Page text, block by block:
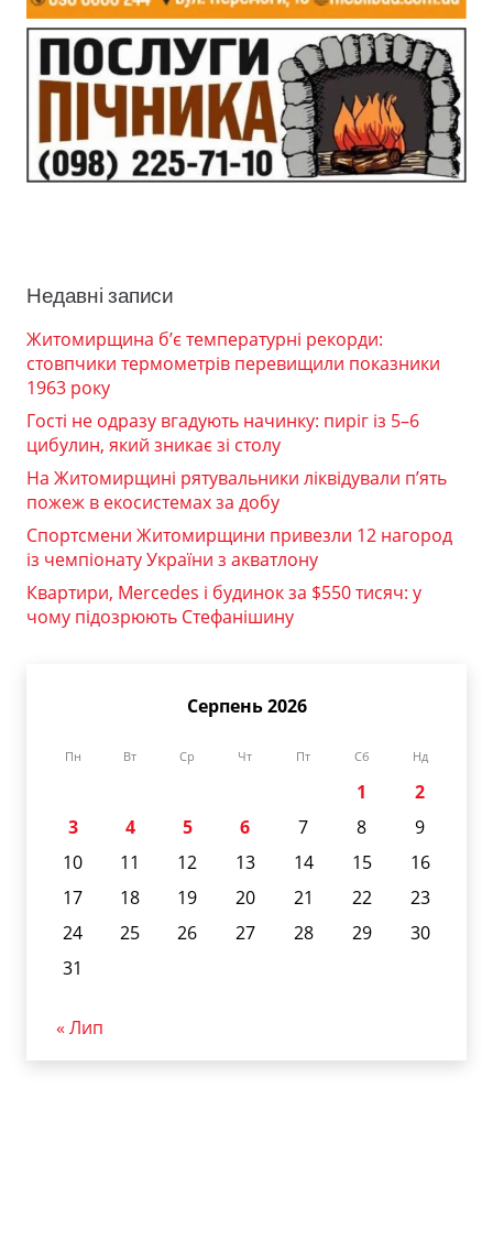
Недавні записи
Житомирщина б’є температурні рекорди:
стовпчики термометрів перевищили показники
1963 року
Гості не одразу вгадують начинку: пиріг із 5–6
цибулин, який зникає зі столу
На Житомирщині рятувальники ліквідували п’ять
пожеж в екосистемах за добу
Спортсмени Житомирщини привезли 12 нагород
із чемпіонату України з акватлону
Квартири, Mercedes і будинок за $550 тисяч: у
чому підозрюють Стефанішину
Серпень 2026
Пн Вт Ср Чт Пт Сб Нд
1
2
3
4 5 6 7 8
9
10
11 12 13 14 15
16
17
18 19 20 21 22
23
24
25 26 27 28 29
30
31
« Лип